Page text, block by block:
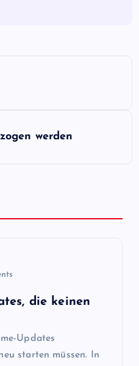
werden
die keinen
Updates
starten müssen. In